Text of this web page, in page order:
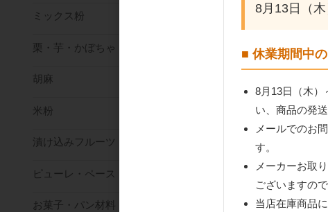
おすすめ商品
プロフーズ アルタイト
ミックス粉
栗・芋・かぼちゃ
胡麻
米粉
漬け込みフルーツ
ピューレ・ペースト
お菓子・パン材料
8月13日（木
■ 休業期間中
8月13日（木）
い、商品の発
メールでのお
す。
メーカーお取
ございますの
当店在庫商品